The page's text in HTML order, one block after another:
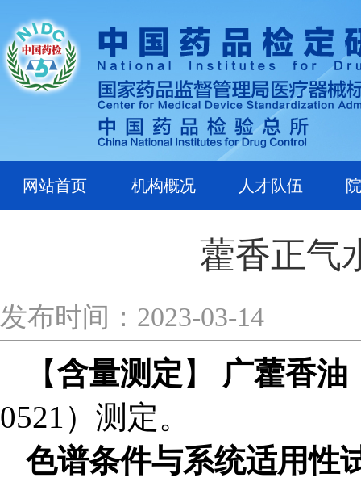
网站首页 机构概况 人才队伍
藿香正气
发布时间：2023-03-14
【含量测定 】 广藿香油
0521）测定。
色谱条件与系统适用性